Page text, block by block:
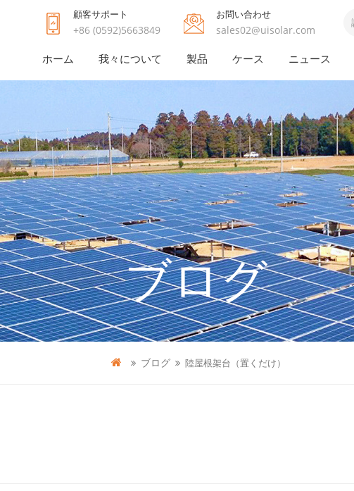
顧客サポート
+86 (0592)5663849
お問い合わせ
sales02@uisolar.com
ホーム 我々について 製品 ケース ニュース
ブログ
ブログ 陸屋根架台（置くだけ）